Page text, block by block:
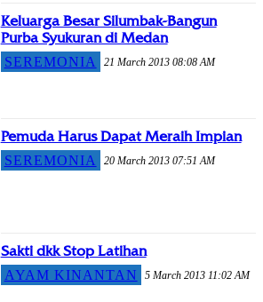
Keluarga Besar Silumbak-Bangun
Purba Syukuran di Medan
SEREMONIA 21 March 2013 08:08 AM
Pemuda Harus Dapat Meraih Impian
SEREMONIA 20 March 2013 07:51 AM
Sakti dkk Stop Latihan
AYAM KINANTAN 5 March 2013 11:02 AM